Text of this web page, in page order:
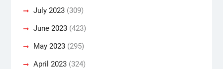
July 2023(309)
June 2023(423)
May 2023(295)
April 2023(324)